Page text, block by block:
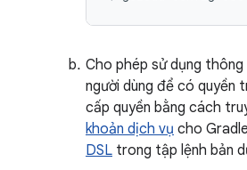
Cho phép sử dụng
người dùng để có quyền
cấp quyền bằng cách
khoản dịch vụ cho
DSL trong tập lệnh bản